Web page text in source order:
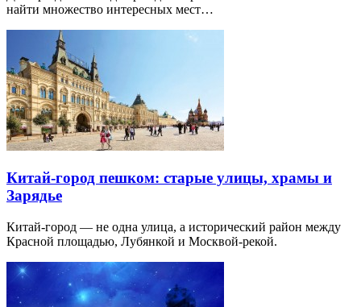
найти множество интересных мест…
Китай-город пешком: старые улицы, храмы и
Зарядье
Китай-город — не одна улица, а исторический район между
Красной площадью, Лубянкой и Москвой-рекой.